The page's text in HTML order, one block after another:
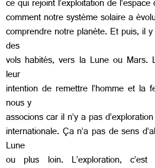
ce qui rejoint l’exploitation de
comment notre système solaire a
comprendre notre planète. Et puis, il
des
vols habités, vers la Lune ou Mars.
leur
intention de remettre l’homme et
nous y
associons car il n’y a pas
internationale. Ça n’a pas de sens
Lune
ou plus loin. L’exploration,